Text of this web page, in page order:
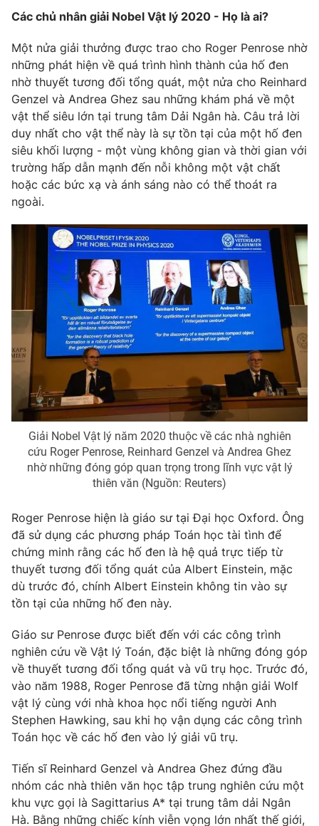
Chất lượng cuộc sống
Học trực tuyến
Công nghệ
Sản phẩm
Thị trường
Tư vấn
Giao lưu trực tuyến
Lịch phát sóng
Chuyên mục khác
Emagazine Podcast
Photo
Shorts video
VTV Money VTV Thể thao
VTV Sức khoẻ Bất động sản
Thị trường 24h Tấm lòng Việt
VTV4 Vươn mình bằng AI
VTV9 VTV8
THỜI BÁO VTV
Cơ quan chủ quản:Đài Truyền hình Việt Nam
Cơ quan báo chí:Thời báo VTV
Giấy phép hoạt động báo in và báo điện tử số 483/GP-BTTTT
cấp ngày 29/12/2023
Tổng Biên tập: Vũ Thanh Thủy
Nguyễn Trọng Ninh
Tổng đài VTV:024.38 355 931 - 024.38 355 932
Ðiện thoại Thời báo VTV:024.66 897 897
Các chủ nhân giải Nobel Vật lý 2020 - Họ là ai?
Một nửa giải thưởng được trao cho Roger Penrose nhờ
những phát hiện về quá trình hình thành của hố đen
nhờ thuyết tương đối tổng quát, một nửa cho Reinhard
Genzel và Andrea Ghez sau những khám phá về một
vật thể siêu lớn tại trung tâm Dải Ngân hà. Câu trả lời
duy nhất cho vật thể này là sự tồn tại của một hố đen
siêu khối lượng - một vùng không gian và thời gian với
trường hấp dẫn mạnh đến nỗi không một vật chất
hoặc các bức xạ và ánh sáng nào có thể thoát ra
ngoài.
Giải Nobel Vật lý năm 2020 thuộc về các nhà nghiên
cứu Roger Penrose, Reinhard Genzel và Andrea Ghez
nhờ những đóng góp quan trọng trong lĩnh vực vật lý
thiên văn (Nguồn: Reuters)
Roger Penrose hiện là giáo sư tại Đại học Oxford. Ông
đã sử dụng các phương pháp Toán học tài tình để
chứng minh rằng các hố đen là hệ quả trực tiếp từ
thuyết tương đối tổng quát của Albert Einstein, mặc
dù trước đó, chính Albert Einstein không tin vào sự
tồn tại của những hố đen này.
Giáo sư Penrose được biết đến với các công trình
nghiên cứu về Vật lý Toán, đặc biệt là những đóng góp
về thuyết tương đối tổng quát và vũ trụ học. Trước đó,
vào năm 1988, Roger Penrose đã từng nhận giải Wolf
vật lý cùng với nhà khoa học nổi tiếng người Anh
Stephen Hawking, sau khi họ vận dụng các công trình
Toán học về các hố đen vào lý giải vũ trụ.
Tiến sĩ Reinhard Genzel và Andrea Ghez đứng đầu
nhóm các nhà thiên văn học tập trung nghiên cứu một
khu vực gọi là Sagittarius A* tại trung tâm dải Ngân
Hà. Bằng những chiếc kính viễn vọng lớn nhất thế giới,